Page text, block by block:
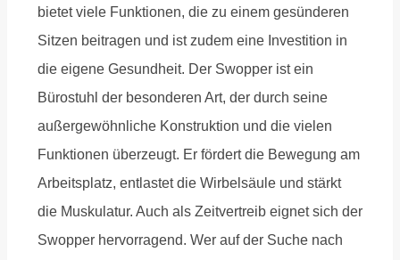
bietet viele Funktionen, die zu einem gesünderen
Sitzen beitragen und ist zudem eine Investition in
die eigene Gesundheit. Der Swopper ist ein
Bürostuhl der besonderen Art, der durch seine
außergewöhnliche Konstruktion und die vielen
Funktionen überzeugt. Er fördert die Bewegung am
Arbeitsplatz, entlastet die Wirbelsäule und stärkt
die Muskulatur. Auch als Zeitvertreib eignet sich der
Swopper hervorragend. Wer auf der Suche nach